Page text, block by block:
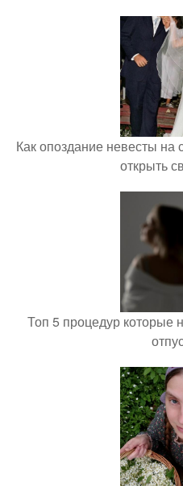
Как опоздание невесты на
открыть
Топ 5 процедур которые